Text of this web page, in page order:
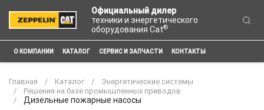
Официальный дилер
техники и энергетического
оборудования Cat®
О КОМПАНИИ КАТАЛОГ СЕРВИС И ЗАПЧАСТИ КОНТАКТЫ
Главная Каталог
Энергетические системы
Решения на базе промышленных приводов
Дизельные пожарные насосы